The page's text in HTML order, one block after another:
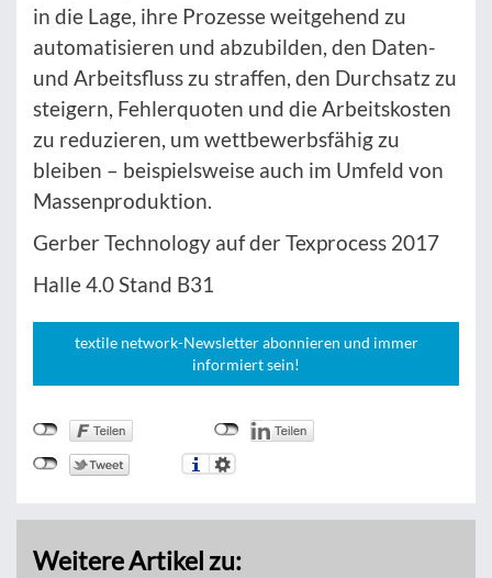
in die Lage, ihre Prozesse weitgehend zu
automatisieren und abzubilden, den Daten-
und Arbeitsfluss zu straffen, den Durchsatz zu
steigern, Fehlerquoten und die Arbeitskosten
zu reduzieren, um wettbewerbsfähig zu
bleiben – beispielsweise auch im Umfeld von
Massenproduktion.
Gerber Technology auf der Texprocess 2017
Halle 4.0 Stand B31
textile network-Newsletter abonnieren und immer
informiert sein!
Weitere Artikel zu: